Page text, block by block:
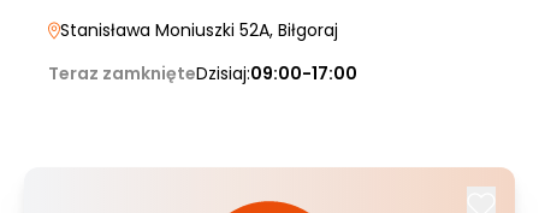
Stanisława Moniuszki 52A, Biłgoraj
Teraz zamknięteDzisiaj:09:00-17:00